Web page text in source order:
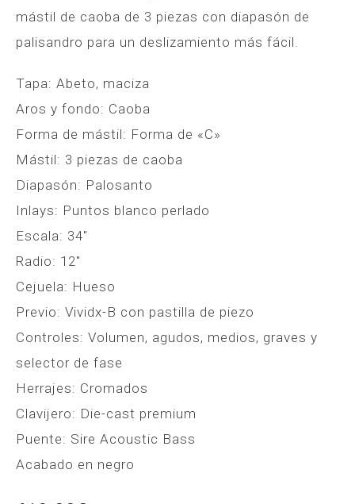
mástil de caoba de 3 piezas con diapasón de
palisandro para un deslizamiento más fácil.
Tapa: Abeto, maciza
Aros y fondo: Caoba
Forma de mástil: Forma de «C»
Mástil: 3 piezas de caoba
Diapasón: Palosanto
Inlays: Puntos blanco perlado
Escala: 34″
Radio: 12″
Cejuela: Hueso
Previo: Vividx-B con pastilla de piezo
Controles: Volumen, agudos, medios, graves y
selector de fase
Herrajes: Cromados
Clavijero: Die-cast premium
Puente: Sire Acoustic Bass
Acabado en negro